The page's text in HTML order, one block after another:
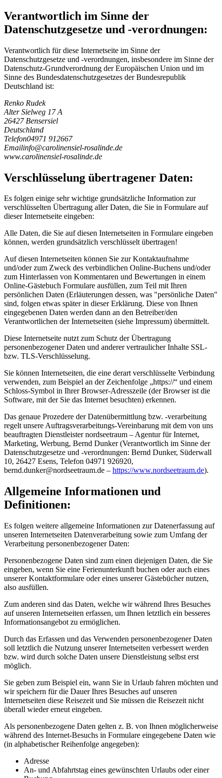
Verantwortlich im Sinne der
Datenschutzgesetze und -verordnungen:
Verantwortlich für diese Internetseite im Sinne der
Datenschutzgesetze und -verordnungen, insbesondere im Sinne der
Datenschutz-Grundverordnung der Europäischen Union und im
Sinne des Bundesdatenschutzgesetzes der Bundesrepublik
Deutschland ist:
Renko Rudek
Alter Sielweg 17 A
26427 Bensersiel
Deutschland
Telefon04971 912667
Emailinfo@carolinensiel-rosalinde.de
www.carolinensiel-rosalinde.de
Verschlüsselung übertragener Daten:
Es folgen einige sehr wichtige grundsätzliche Information zur
verschlüsselten Übertragung aller Daten, die Sie in Formulare auf
dieser Internetseite eingeben:
Alle Daten, die Sie auf diesen Internetseiten in Formulare eingeben
können, werden grundsätzlich verschlüsselt übertragen!
Auf diesen Internetseiten können Sie zur Kontaktaufnahme
und/oder zum Zweck des verbindlichen Online-Buchens und/oder
zum Hinterlassen von Kommentaren und Bewertungen in einem
Online-Gästebuch Formulare ausfüllen, zum Teil mit Ihren
persönlichen Daten (Erläuterungen dessen, was "persönliche Daten"
sind, folgen etwas später in dieser Erklärung. Diese von Ihnen
eingegebenen Daten werden dann an den Betreiber/den
Verantwortlichen der Internetseiten (siehe Impressum) übermittelt.
Diese Internetseite nutzt zum Schutz der Übertragung
personenbezogener Daten und anderer vertraulicher Inhalte SSL-
bzw. TLS-Verschlüsselung.
Sie können Internetseiten, die eine derart verschlüsselte Verbindung
verwenden, zum Beispiel an der Zeichenfolge „https://“ und einem
Schloss-Symbol in Ihrer Browser-Adresszeile (der Browser ist die
Software, mit der Sie das Internet besuchten) erkennen.
Das genaue Prozedere der Datenübermittlung bzw. -verarbeitung
regelt unsere Auftragsverarbeitungs-Vereinbarung mit dem von uns
beauftragten Dienstleister nordseetraum – Agentur für Internet,
Marketing, Werbung, Bernd Dunker (Verantwortlich im Sinne der
Datenschutzgesetze und -verordnungen: Bernd Dunker, Süderwall
10, 26427 Esens, Telefon 04971 926920,
bernd.dunker@nordseetraum.de – https://www.nordseetraum.de).
Allgemeine Informationen und
Definitionen:
Es folgen weitere allgemeine Informationen zur Datenerfassung auf
unseren Internetseiten Datenverarbeitung sowie zum Umfang der
Verarbeitung personenbezogener Daten:
Personenbezogene Daten sind zum einen diejenigen Daten, die Sie
eingeben, wenn Sie eine Ferienunterkunft buchen oder auch eines
unserer Kontaktformulare oder eines unserer Gästebücher nutzen,
also ausfüllen.
Zum anderen sind das Daten, welche wir während Ihres Besuches
auf unseren Internetseiten erfassen, um Ihnen letztlich ein besseres
Informationsangebot zu ermöglichen.
Durch das Erfassen und das Verwenden personenbezogener Daten
soll letztlich die Nutzung unserer Internetseiten verbessert werden
bzw. wird durch solche Daten unsere Dienstleistung selbst erst
möglich.
Sie geben zum Beispiel ein, wann Sie in Urlaub fahren möchten und
wir speichern für die Dauer Ihres Besuches auf unseren
Internetseiten diese Reisezeit und Sie müssen die Reisezeit nicht
überall wieder erneut eingeben.
Als personenbezogene Daten gelten z. B. von Ihnen möglicherweise
während des Internet-Besuchs in Formulare eingegebene Daten wie
(in alphabetischer Reihenfolge angegeben):
Adresse
An- und Abfahrtstag eines gewünschten Urlaubs oder einer